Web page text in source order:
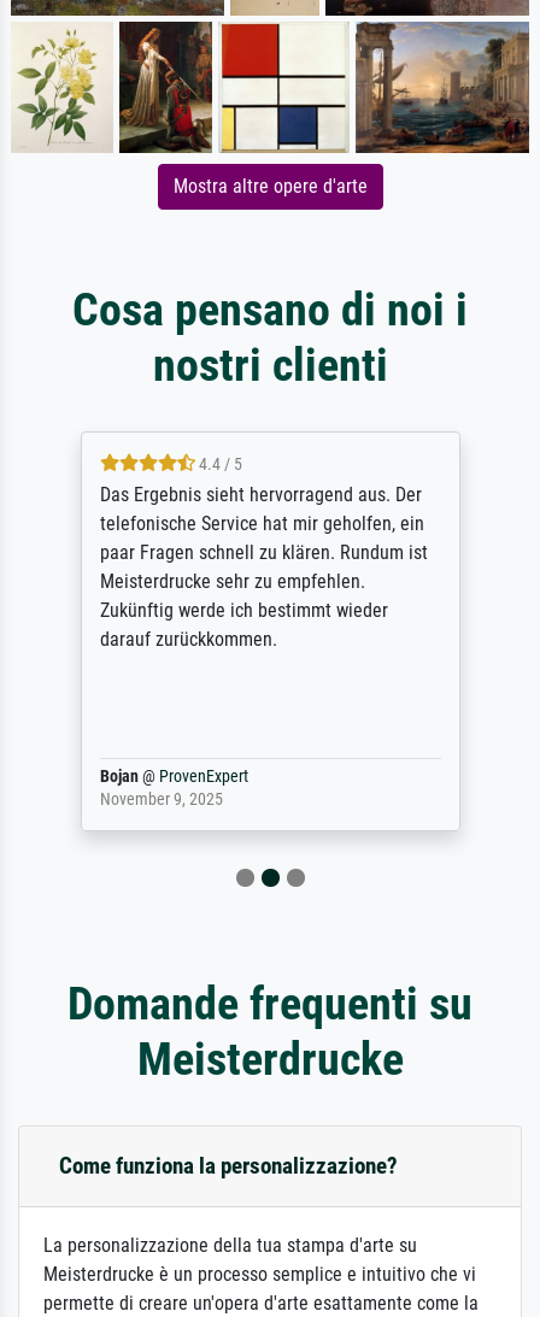
Mostra altre opere d'arte
Cosa pensano di noi i
nostri clienti
4.4 / 5
Das Ergebnis sieht hervorragend aus. Der
telefonische Service hat mir geholfen, ein
paar Fragen schnell zu klären. Rundum ist
Meisterdrucke sehr zu empfehlen.
Zukünftig werde ich bestimmt wieder
darauf zurückkommen.
Bojan@ ProvenExpert
November 9, 2025
Domande frequenti su
Meisterdrucke
Come funziona la personalizzazione?
La personalizzazione della tua stampa d'arte su
Meisterdrucke è un processo semplice e intuitivo che vi
permette di creare un'opera d'arte esattamente come la